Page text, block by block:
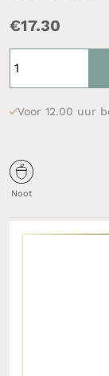
€17.30
Voor 12.00 uur
Noot